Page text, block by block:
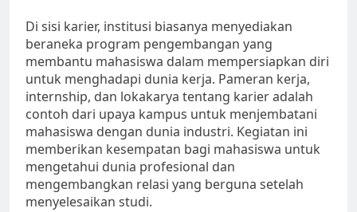
Di sisi karier, institusi biasanya menyediakan
beraneka program pengembangan yang
membantu mahasiswa dalam mempersiapkan diri
untuk menghadapi dunia kerja. Pameran kerja,
internship, dan lokakarya tentang karier adalah
contoh dari upaya kampus untuk menjembatani
mahasiswa dengan dunia industri. Kegiatan ini
memberikan kesempatan bagi mahasiswa untuk
mengetahui dunia profesional dan
mengembangkan relasi yang berguna setelah
menyelesaikan studi.